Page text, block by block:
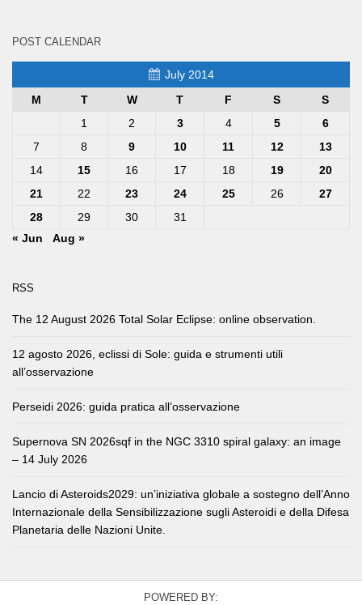
POST CALENDAR
July 2014
M
T W T F S
S
1
2 3 4 5
6
7
8 9 10 11 12
13
14
15 16 17 18 19
20
21
22 23 24 25 26
27
28
29 30
31
« Jun
Aug »
RSS
The 12 August 2026 Total Solar Eclipse: online observation.
12 agosto 2026, eclissi di Sole: guida e strumenti utili
all’osservazione
Perseidi 2026: guida pratica all’osservazione
Supernova SN 2026sqf in the NGC 3310 spiral galaxy: an image
– 14 July 2026
Lancio di Asteroids2029: un’iniziativa globale a sostegno dell’Anno
Internazionale della Sensibilizzazione sugli Asteroidi e della Difesa
Planetaria delle Nazioni Unite.
POWERED BY: